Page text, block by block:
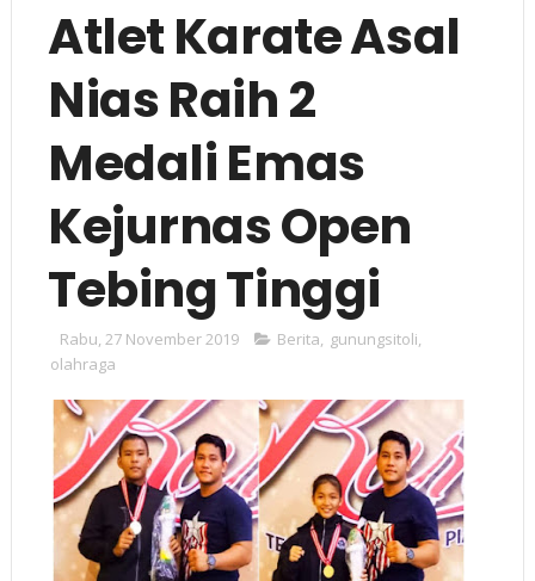
Atlet Karate Asal
Nias Raih 2
Medali Emas
Kejurnas Open
Tebing Tinggi
Rabu, 27 November 2019 Berita, gunungsitoli,
olahraga